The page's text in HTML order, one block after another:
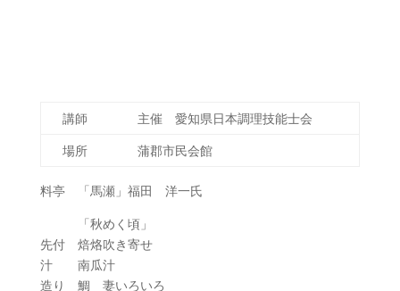
講師
主催 愛知県日本調理技能士会
場所
蒲郡市民会館
料亭 「馬瀬」福田 洋一氏
「秋めく頃」
先付 焙烙吹き寄せ
汁 南瓜汁
造り 鯛 妻いろいろ